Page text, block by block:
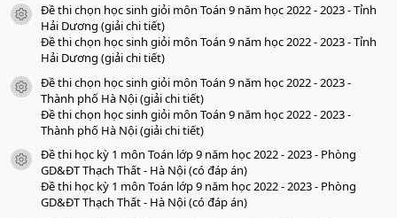
a
o
icon tài liệu
Đề thi chọn học sinh giỏi môn Toán 9 năm học 2022 - 2023 - Tỉnh
Hải Dương (giải chi tiết)
Đề thi chọn học sinh giỏi môn Toán 9 năm học 2022 - 2023 - Tỉnh
Hải Dương (giải chi tiết)
icon tài liệu
Đề thi chọn học sinh giỏi môn Toán 9 năm học 2022 - 2023 -
Thành phố Hà Nội (giải chi tiết)
Đề thi chọn học sinh giỏi môn Toán 9 năm học 2022 - 2023 -
Thành phố Hà Nội (giải chi tiết)
icon tài liệu
Đề thi học kỳ 1 môn Toán lớp 9 năm học 2022 - 2023 - Phòng
GD&ĐT Thạch Thất - Hà Nội (có đáp án)
Đề thi học kỳ 1 môn Toán lớp 9 năm học 2022 - 2023 - Phòng
GD&ĐT Thạch Thất - Hà Nội (có đáp án)